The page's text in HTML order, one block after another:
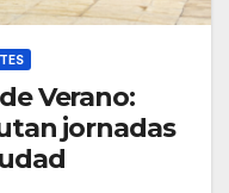
Verano:
jornadas